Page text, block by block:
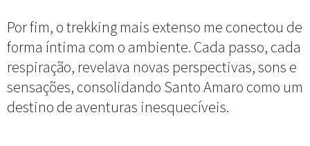
Por fim, o trekking mais extenso me conectou de
forma íntima com o ambiente. Cada passo, cada
respiração, revelava novas perspectivas, sons e
sensações, consolidando Santo Amaro como um
destino de aventuras inesquecíveis.